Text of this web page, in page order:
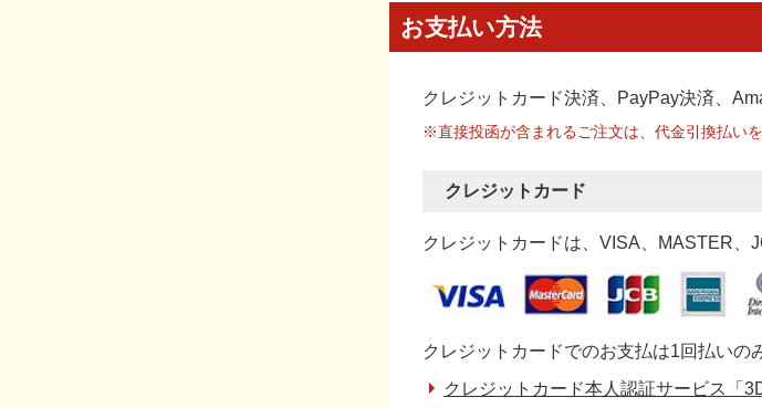
お支払い方法
クレジットカード決済、PayPay決済 、
※直接投函が含まれるご注文は、代金引換払い
クレジットカード
クレジットカードは、VISA、MASTER、
クレジットカードでのお支払は1回払いの
クレジットカード本人認証サービス「